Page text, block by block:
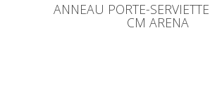
ANNEAU PORTE-
CM ARENA